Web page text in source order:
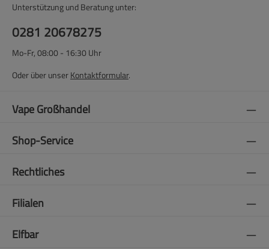
Unterstützung und Beratung unter:
0281 20678275
Mo-Fr, 08:00 - 16:30 Uhr
Oder über unserKontaktformular.
Vape Großhandel
Shop-Service
Rechtliches
Filialen
Elfbar